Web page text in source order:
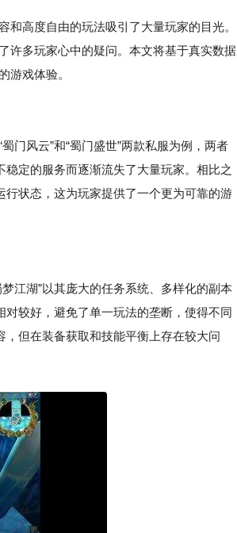
和高度自由的玩法吸引了大量玩家的目光。
许多玩家心中的疑问。本文将基于真实数据
游戏体验。
门风云”和“蜀门盛世”两款私服为例，两者
定的服务而逐渐流失了大量玩家。相比之
行状态，这为玩家提供了一个更为可靠的游
江湖”以其庞大的任务系统、多样化的副本
对较好，避免了单一玩法的垄断，使得不同
，但在装备获取和技能平衡上存在较大问